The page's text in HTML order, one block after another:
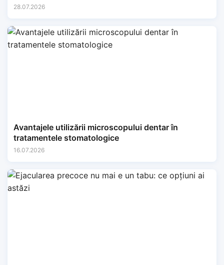
28.07.2026
Avantajele utilizării microscopului dentar în
tratamentele stomatologice
16.07.2026